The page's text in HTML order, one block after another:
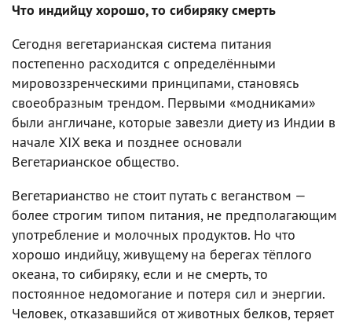
Что индийцу хорошо, то сибиряку смерть
Сегодня вегетарианская система питания
постепенно расходится с определёнными
мировоззренческими принципами, становясь
своеобразным трендом. Первыми «модниками»
были англичане, которые завезли диету из Индии в
начале XIX века и позднее основали
Вегетарианское общество.
Вегетарианство не стоит путать с веганством —
более строгим типом питания, не предполагающим
употребление и молочных продуктов. Но что
хорошо индийцу, живущему на берегах тёплого
океана, то сибиряку, если и не смерть, то
постоянное недомогание и потеря сил и энергии.
Человек, отказавшийся от животных белков, теряет